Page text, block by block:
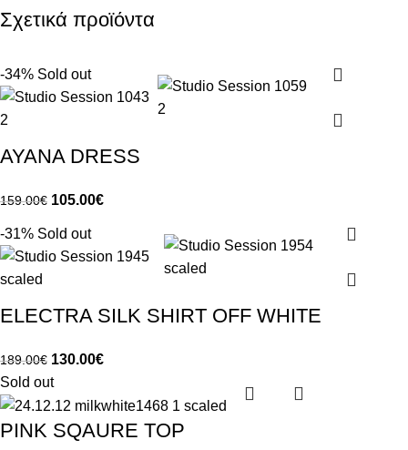
Σχετικά προϊόντα
-34% Sold out
AYANA DRESS
159.00€ 105.00€
-31% Sold out
ELECTRA SILK SHIRT OFF WHITE
189.00€ 130.00€
Sold out
PINK SQAURE TOP